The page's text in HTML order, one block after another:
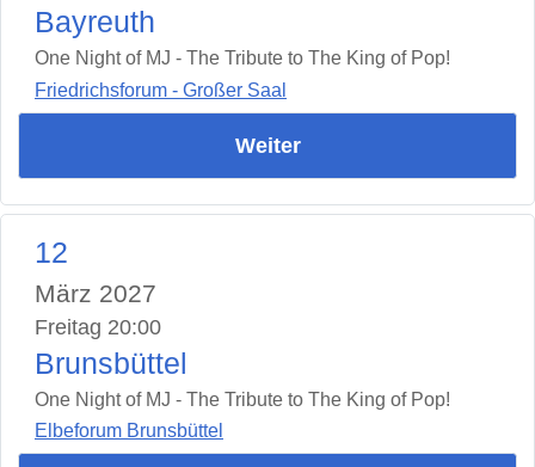
Bayreuth
One Night of MJ - The Tribute to The King of Pop!
Friedrichsforum - Großer Saal
Weiter
12
März 2027
Freitag 20:00
Brunsbüttel
One Night of MJ - The Tribute to The King of Pop!
Elbeforum Brunsbüttel